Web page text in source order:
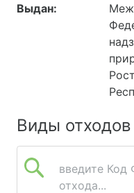
Выдан:
Виды отходов
введите
отхода...